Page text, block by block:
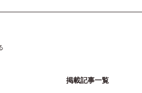
掲載記事一覧